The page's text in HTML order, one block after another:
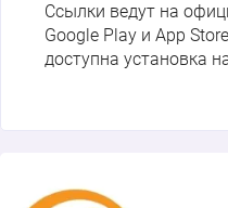
Ссылки ведут на
Google Play и App
доступна установка